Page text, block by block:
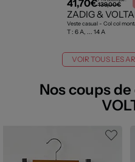
41,70€139,00€
ZADIG &
Veste casual - Col col
T : 6 A, ... 14 A
VOIR TOUS LES
Nos coups